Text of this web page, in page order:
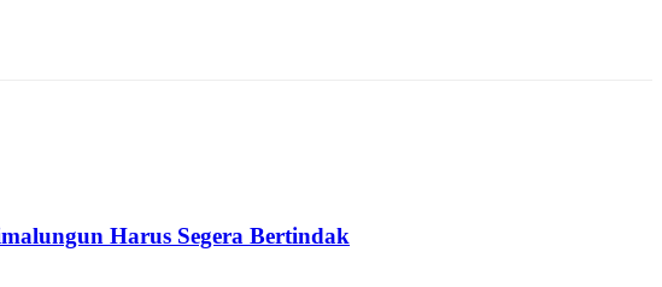
Harus Segera Bertindak